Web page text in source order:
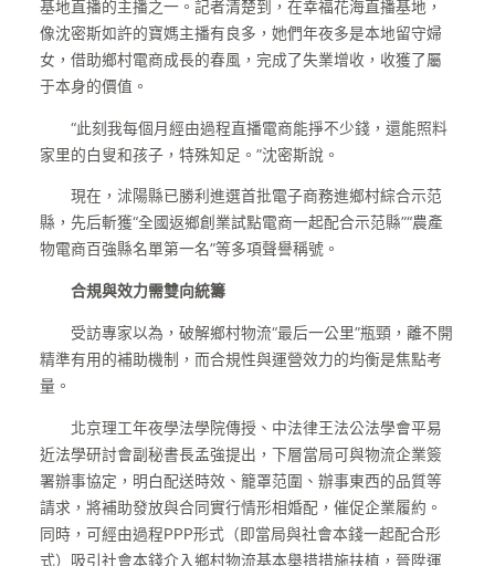
基地直播的主播之一。記者清楚到，在幸福花海直播基地，
像沈密斯如許的寶媽主播有良多，她們年夜多是本地留守婦
女，借助鄉村電商成長的春風，完成了失業增收，收獲了屬
于本身的價值。
“此刻我每個月經由過程直播電商能掙不少錢，還能照料
家里的白叟和孩子，特殊知足。”沈密斯說。
現在，沭陽縣已勝利進選首批電子商務進鄉村綜合示范
縣，先后斬獲“全國返鄉創業試點電商一起配合示范縣”“農產
物電商百強縣名單第一名”等多項聲譽稱號。
合規與效力需雙向統籌
受訪專家以為，破解鄉村物流“最后一公里”瓶頸，離不開
精準有用的補助機制，而合規性與運營效力的均衡是焦點考
量。
北京理工年夜學法學院傳授、中法律王法公法學會平易
近法學研討會副秘書長孟強提出，下層當局可與物流企業簽
署辦事協定，明白配送時效、籠罩范圍、辦事東西的品質等
請求，將補助發放與合同實行情形相婚配，催促企業履約。
同時，可經由過程PPP形式（即當局與社會本錢一起配合形
式）吸引社會本錢介入鄉村物流基本舉措措施扶植，晉陞運